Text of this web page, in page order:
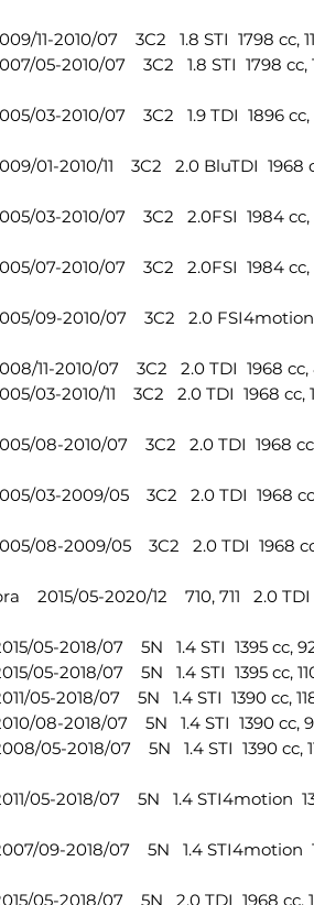
11-2010/07 3C2 1.8 STI 1798 cc,
05-2010/07 3C2 1.8 STI 1798 cc,
03-2010/07 3C2 1.9 TDI 1896 cc,
01-2010/11 3C2 2.0 BluTDI 1968
03-2010/07 3C2 2.0FSI 1984 cc,
07-2010/07 3C2 2.0FSI 1984 cc,
09-2010/07 3C2 2.0 FSI4motion
11-2010/07 3C2 2.0 TDI 1968 cc,
03-2010/11 3C2 2.0 TDI 1968 cc,
08-2010/07 3C2 2.0 TDI 1968 cc,
03-2009/05 3C2 2.0 TDI 1968 cc,
08-2009/05 3C2 2.0 TDI 1968 cc,
2015/05-2020/12 710, 711 2.0 TDI
05-2018/07 5N 1.4 STI 1395 cc, 92
05-2018/07 5N 1.4 STI 1395 cc, 110
05-2018/07 5N 1.4 STI 1390 cc, 118
08-2018/07 5N 1.4 STI 1390 cc,
05-2018/07 5N 1.4 STI 1390 cc,
05-2018/07 5N 1.4 STI4motion
09-2018/07 5N 1.4 STI4motion
05-2018/07 5N 2.0 TDI 1968 cc,